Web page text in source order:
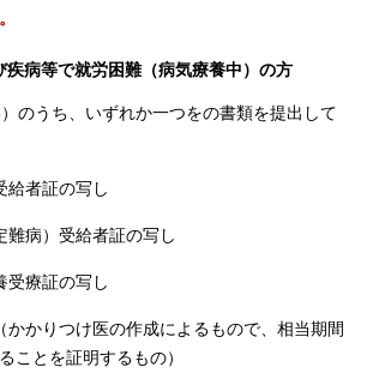
疾病等で就労困難（病気療養中）の方
のうち、いずれか一つをの書類を提出して
給者証の写し
難病）受給者証の写し
受療証の写し
かかりつけ医の作成によるもので、相当期間
ことを証明するもの）